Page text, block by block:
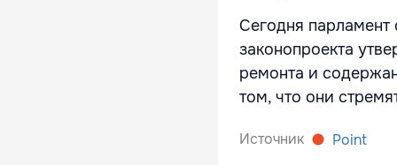
Сегодня парламент
законопроекта
ремонта и
том, что они
Источник Point